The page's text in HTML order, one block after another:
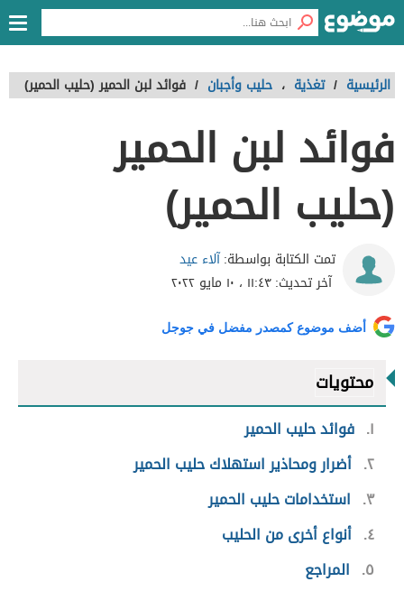
الرئيسية / تغذية ، حليب وأجبان / فوائد لبن الحمير (حليب الحمير)
فوائد لبن الحمير
(حليب الحمير)
تمت الكتابة بواسطة:آلاء عيد
آخر تحديث:١١:٤٣ ، ١٠ مايو ٢٠٢٢
أضف موضوع كمصدر مفضل في جوجل
محتويات
١ فوائد حليب الحمير
٢ أضرار ومحاذير استهلاك حليب الحمير
٣
استخدامات حليب الحمير
٤ أنواع أخرى من الحليب
٥
المراجع